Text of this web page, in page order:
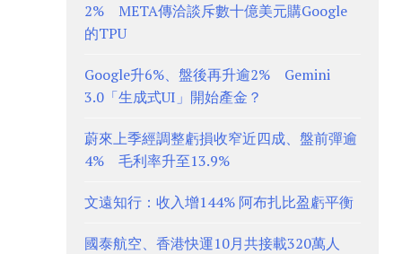
2% META傳洽談斥數十億美元購Google
的TPU
Google升6%、盤後再升逾2% Gemini
3.0「生成式UI」開始產金？
蔚來上季經調整虧損收窄近四成、盤前彈逾
4% 毛利率升至13.9%
文遠知行：收入增144% 阿布扎比盈虧平衡
國泰航空、香港快運10月共接載320萬人